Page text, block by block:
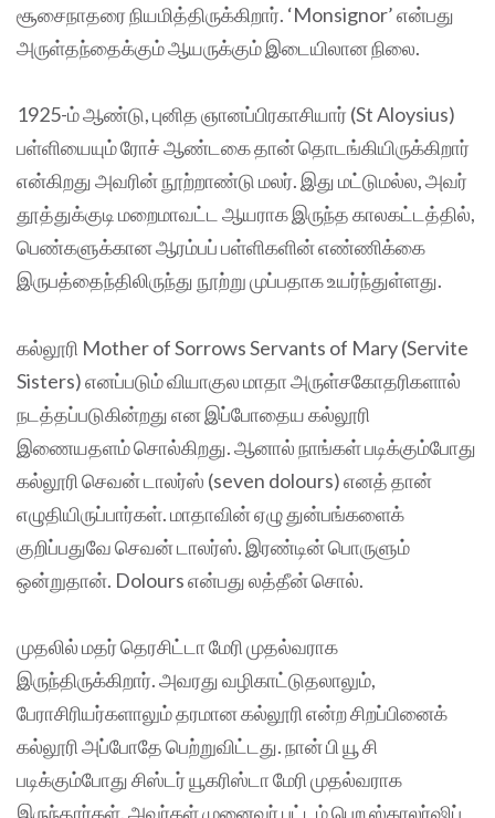
சூசைநாதரை நியமித்திருக்கிறார். ‘Monsignor’ என்பது
அருள்தந்தைக்கும் ஆயருக்கும் இடையிலான நிலை.
1925-ம் ஆண்டு, புனித ஞானப்பிரகாசியார் (St Aloysius)
பள்ளியையும் ரோச் ஆண்டகை தான் தொடங்கியிருக்கிறார்
என்கிறது அவரின் நூற்றாண்டு மலர். இது மட்டுமல்ல, அவர்
தூத்துக்குடி மறைமாவட்ட ஆயராக இருந்த காலகட்டத்தில்,
பெண்களுக்கான ஆரம்பப் பள்ளிகளின் எண்ணிக்கை
இருபத்தைந்திலிருந்து நூற்று முப்பதாக உயர்ந்துள்ளது.
கல்லூரி Mother of Sorrows Servants of Mary (Servite
Sisters) எனப்படும் வியாகுல மாதா அருள்சகோதரிகளால்
நடத்தப்படுகின்றது என இப்போதைய கல்லூரி
இணையதளம் சொல்கிறது. ஆனால் நாங்கள் படிக்கும்போது
கல்லூரி செவன் டாலர்ஸ் (seven dolours) எனத் தான்
எழுதியிருப்பார்கள். மாதாவின் ஏழு துன்பங்களைக்
குறிப்பதுவே செவன் டாலர்ஸ். இரண்டின் பொருளும்
ஒன்றுதான். Dolours என்பது லத்தீன் சொல்.
முதலில் மதர் தெரசிட்டா மேரி முதல்வராக
இருந்திருக்கிறார். அவரது வழிகாட்டுதலாலும்,
பேராசிரியர்களாலும் தரமான கல்லூரி என்ற சிறப்பினைக்
கல்லூரி அப்போதே பெற்றுவிட்டது. நான் பி யூ சி
படிக்கும்போது சிஸ்டர் யூகரிஸ்டா மேரி முதல்வராக
இருந்தார்கள். அவர்கள் முனைவர் பட்டம் பெற ஸ்காலர்ஷிப்